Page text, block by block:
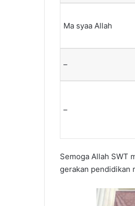
Ma syaa Allah
–
–
Semoga Allah SWT
gerakan pendidikan